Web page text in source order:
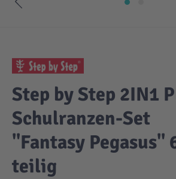
Step by Step 2IN1
Schulranzen-Set
"Fantasy Pegasus"
teilig